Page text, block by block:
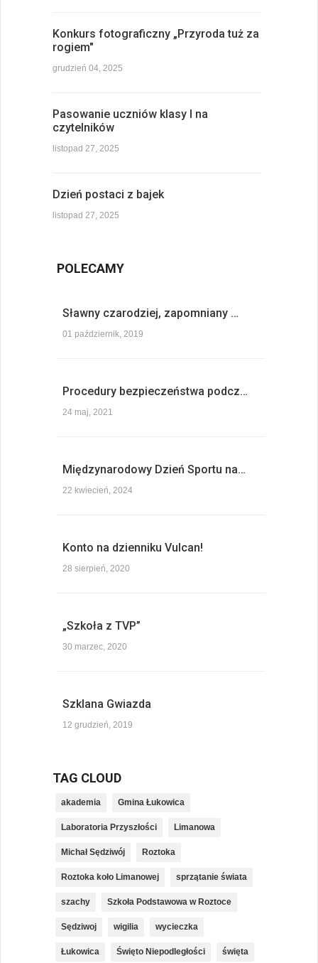
Konkurs fotograficzny „Przyroda tuż za
rogiem"
grudzień 04, 2025
Pasowanie uczniów klasy I na
czytelników
listopad 27, 2025
Dzień postaci z bajek
listopad 27, 2025
POLECAMY
Sławny czarodziej, zapomniany …
01 październik, 2019
Procedury bezpieczeństwa podcz…
24 maj, 2021
Międzynarodowy Dzień Sportu na…
22 kwiecień, 2024
Konto na dzienniku Vulcan!
28 sierpień, 2020
„Szkoła z TVP”
30 marzec, 2020
Szklana Gwiazda
12 grudzień, 2019
TAG CLOUD
akademia Gmina Łukowica
Laboratoria Przyszłości Limanowa
Michał Sędziwój Roztoka
Roztoka koło Limanowej sprzątanie świata
szachy Szkoła Podstawowa w Roztoce
Sędziwoj wigilia wycieczka
Łukowica Święto Niepodległości święta